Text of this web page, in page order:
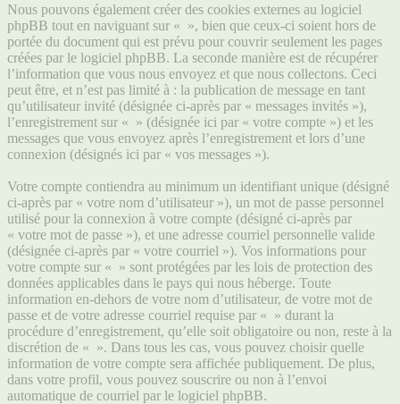
Nous pouvons également créer des cookies externes au logiciel
phpBB tout en naviguant sur « », bien que ceux-ci soient hors de
portée du document qui est prévu pour couvrir seulement les pages
créées par le logiciel phpBB. La seconde manière est de récupérer
l’information que vous nous envoyez et que nous collectons. Ceci
peut être, et n’est pas limité à : la publication de message en tant
qu’utilisateur invité (désignée ci-après par « messages invités »),
l’enregistrement sur « » (désignée ici par « votre compte ») et les
messages que vous envoyez après l’enregistrement et lors d’une
connexion (désignés ici par « vos messages »).
Votre compte contiendra au minimum un identifiant unique (désigné
ci-après par « votre nom d’utilisateur »), un mot de passe personnel
utilisé pour la connexion à votre compte (désigné ci-après par
« votre mot de passe »), et une adresse courriel personnelle valide
(désignée ci-après par « votre courriel »). Vos informations pour
votre compte sur « » sont protégées par les lois de protection des
données applicables dans le pays qui nous héberge. Toute
information en-dehors de votre nom d’utilisateur, de votre mot de
passe et de votre adresse courriel requise par « » durant la
procédure d’enregistrement, qu’elle soit obligatoire ou non, reste à la
discrétion de « ». Dans tous les cas, vous pouvez choisir quelle
information de votre compte sera affichée publiquement. De plus,
dans votre profil, vous pouvez souscrire ou non à l’envoi
automatique de courriel par le logiciel phpBB.